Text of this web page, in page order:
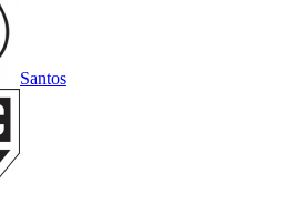
Santos